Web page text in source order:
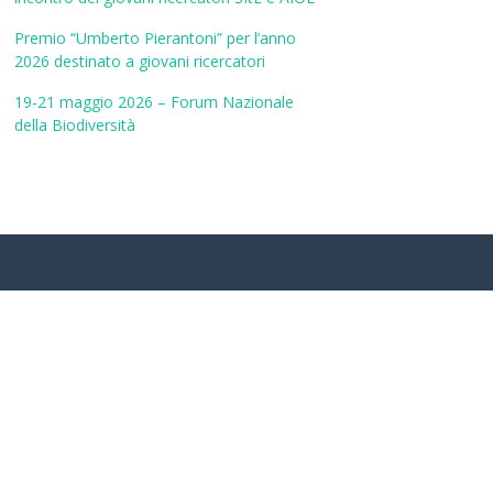
Premio “Umberto Pierantoni” per l’anno
2026 destinato a giovani ricercatori
19-21 maggio 2026 – Forum Nazionale
della Biodiversità